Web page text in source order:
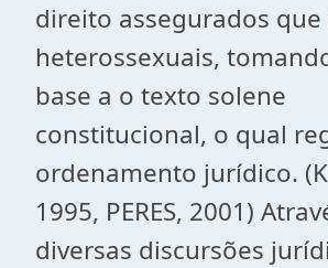
direito assegurados que
heterossexuais,
base a o texto solene
constitucional, o qual
ordenamento jurídico.
1995, PERES, 2001)
diversas discursões